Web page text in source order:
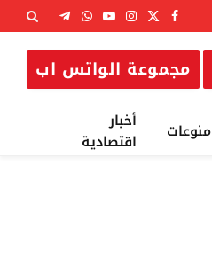
فيسبوك
X الانستغرام
يوتيوبواتسابتيلقرام
مجموعة الواتس اب
منوعات
أخبار
اقتصادية